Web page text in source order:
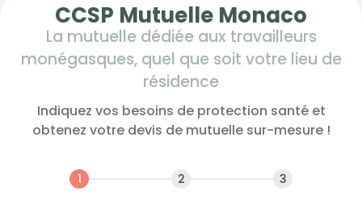
CCSP Mutuelle Monaco
La mutuelle dédiée aux travailleurs
monégasques, quel que soit votre lieu de
résidence
Indiquez vos besoins de protection santé et
obtenez votre devis de mutuelle sur-mesure !
1 2 3